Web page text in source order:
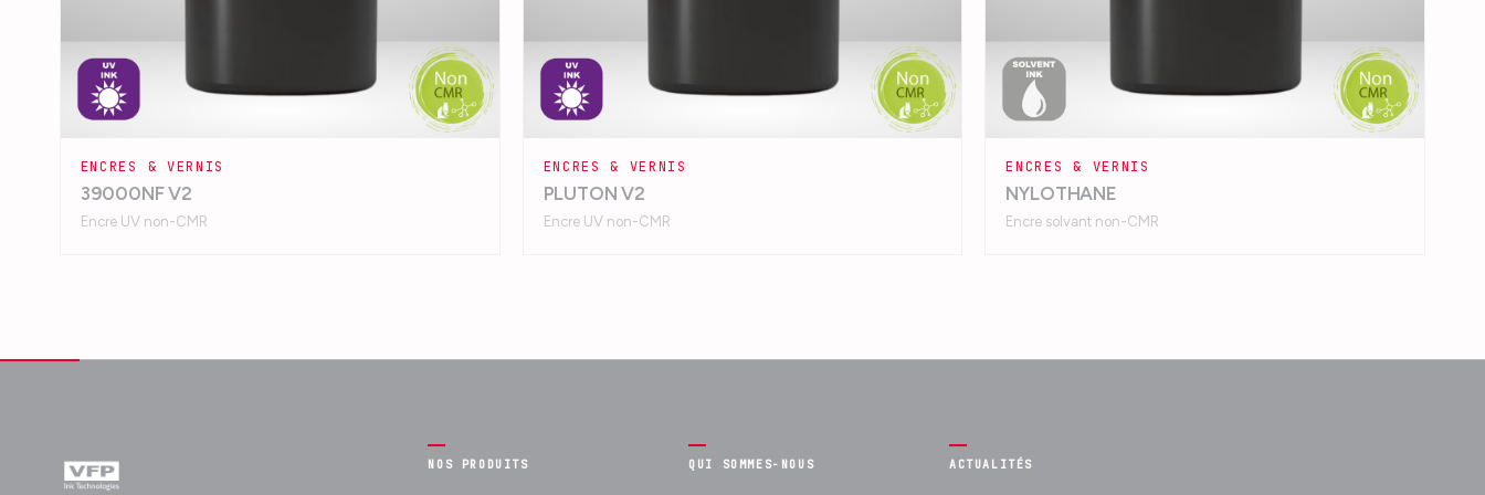
ENCRES & VERNIS
39000NF V2
Encre UV non-CMR
ENCRES & VERNIS
PLUTON V2
Encre UV non-CMR
ENCRES & VERNIS
NYLOTHANE
Encre solvant non-CMR
NOS PRODUITS QUI SOMMES-NOUS ACTUALITÉS